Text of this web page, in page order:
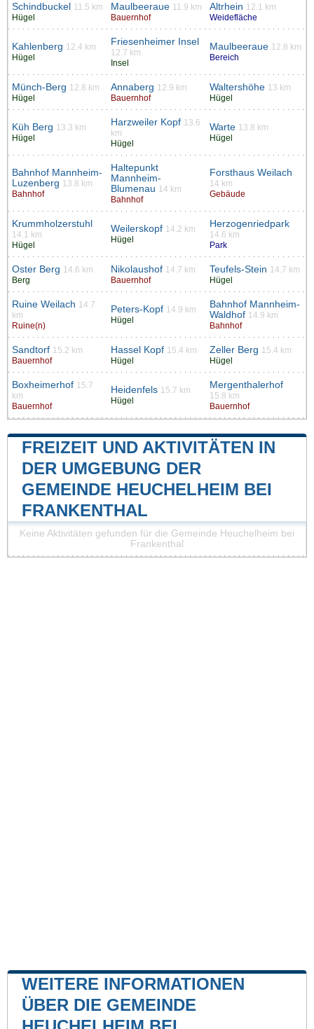
Schindbuckel
11.5 km
Hügel
Maulbeeraue 11.9 km
Bauernhof
Altrhein 12.1 km
Weidefläche
Kahlenberg 12.4 km
Hügel
Friesenheimer Insel
12.7 km
Insel
Maulbeeraue 12.8 km
Bereich
Münch-Berg 12.8 km
Hügel
Annaberg 12.9 km
Bauernhof
Waltershöhe 13 km
Hügel
Küh Berg 13.3 km
Hügel
Harzweiler Kopf 13.6
km
Hügel
Warte 13.8 km
Hügel
Bahnhof Mannheim-
Luzenberg 13.8 km
Bahnhof
Haltepunkt
Mannheim-
Blumenau 14 km
Bahnhof
Forsthaus Weilach
14 km
Gebäude
Krummholzerstuhl
14.1 km
Hügel
Weilerskopf 14.2 km
Hügel
Herzogenriedpark
14.6 km
Park
Oster Berg 14.6 km
Berg
Nikolaushof 14.7 km
Bauernhof
Teufels-Stein 14.7 km
Hügel
Ruine Weilach 14.7
km
Ruine(n)
Peters-Kopf 14.9 km
Hügel
Bahnhof Mannheim-
Waldhof 14.9 km
Bahnhof
Sandtorf 15.2 km
Bauernhof
Hassel Kopf 15.4 km
Hügel
Zeller Berg 15.4 km
Hügel
Boxheimerhof 15.7
km
Bauernhof
Heidenfels 15.7 km
Hügel
Mergenthalerhof
15.8 km
Bauernhof
FREIZEIT UND AKTIVITÄTEN IN
DER UMGEBUNG DER
GEMEINDE HEUCHELHEIM BEI
FRANKENTHAL
Keine Aktivitäten gefunden für die Gemeinde Heuchelheim bei
Frankenthal
WEITERE INFORMATIONEN
ÜBER DIE GEMEINDE